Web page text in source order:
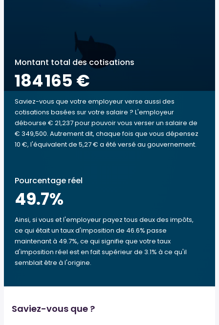
Montant total des cotisations
184 165 €
Saviez-vous que votre employeur verse aussi des
cotisations basées sur votre salaire ? L'employeur
débourse € 21,237 pour pouvoir vous verser un salaire de
€ 349,500. Autrement dit, chaque fois que vous dépensez
10 €, l'équivalent de 5,27 € a été versé au gouvernement.
Pourcentage réel
49.7%
Ainsi, si vous et l'employeur payez tous deux des impôts,
ce qui était un taux d'imposition de 46.6% passe
maintenant à 49.7%, ce qui signifie que votre taux
d'imposition réel est en fait supérieur de 3.1% à ce qu'il
semblait être à l'origine.
Saviez-vous que ?